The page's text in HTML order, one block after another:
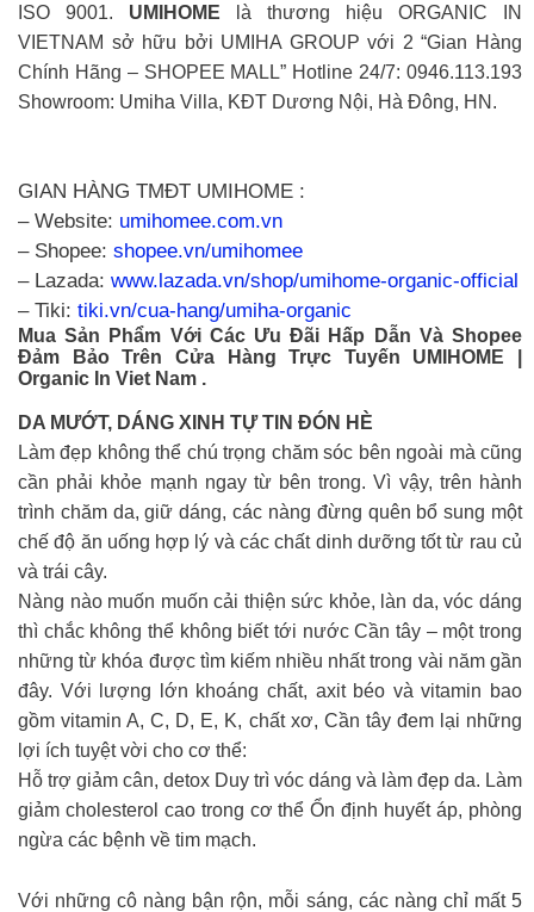
ISO 9001. UMIHOME là thương hiệu ORGANIC IN
VIETNAM sở hữu bởi UMIHA GROUP với 2 “Gian Hàng
Chính Hãng – SHOPEE MALL” Hotline 24/7: 0946.113.193
Showroom: Umiha Villa, KĐT Dương Nội, Hà Đông, HN.
GIAN HÀNG TMĐT UMIHOME :
– Website: umihomee.com.vn
– Shopee: shopee.vn/umihomee
– Lazada: www.lazada.vn/shop/umihome-organic-official
– Tiki: tiki.vn/cua-hang/umiha-organic
Mua Sản Phẩm Với Các Ưu Đãi Hấp Dẫn Và Shopee
Đảm Bảo Trên Cửa Hàng Trực Tuyến UMIHOME |
Organic In Viet Nam .
DA MƯỚT, DÁNG XINH TỰ TIN ĐÓN HÈ
Làm đẹp không thể chú trọng chăm sóc bên ngoài mà cũng
cần phải khỏe mạnh ngay từ bên trong. Vì vậy, trên hành
trình chăm da, giữ dáng, các nàng đừng quên bổ sung một
chế độ ăn uống hợp lý và các chất dinh dưỡng tốt từ rau củ
và trái cây.
Nàng nào muốn muốn cải thiện sức khỏe, làn da, vóc dáng
thì chắc không thể không biết tới nước Cần tây – một trong
những từ khóa được tìm kiếm nhiều nhất trong vài năm gần
đây. Với lượng lớn khoáng chất, axit béo và vitamin bao
gồm vitamin A, C, D, E, K, chất xơ, Cần tây đem lại những
lợi ích tuyệt vời cho cơ thể:
Hỗ trợ giảm cân, detox Duy trì vóc dáng và làm đẹp da. Làm
giảm cholesterol cao trong cơ thể Ổn định huyết áp, phòng
ngừa các bệnh về tim mạch.
Với những cô nàng bận rộn, mỗi sáng, các nàng chỉ mất 5